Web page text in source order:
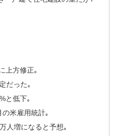
上方修正｡
だった｡
と低下｡
米雇用統計｡
人増になると予想｡